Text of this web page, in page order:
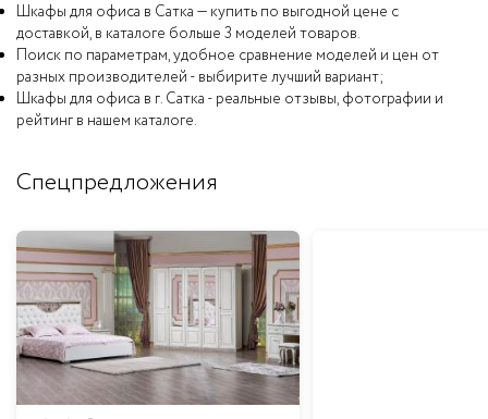
Шкафы для офиса в Сатка — купить по выгодной цене с
доставкой, в каталоге больше 3 моделей товаров.
Поиск по параметрам, удобное сравнение моделей и цен от
разных производителей - выбирите лучший вариант;
Шкафы для офиса в г. Сатка - реальные отзывы, фотографии и
рейтинг в нашем каталоге.
Спецпредложения